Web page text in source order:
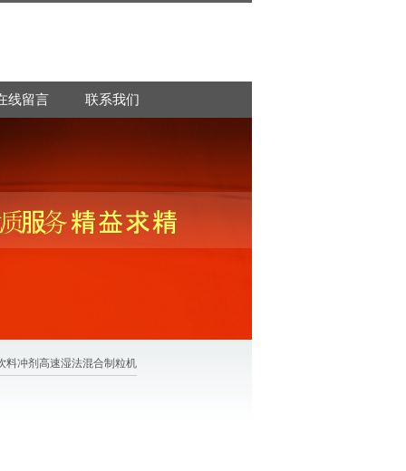
线留言 联系我们
料冲剂高速湿法混合制粒机